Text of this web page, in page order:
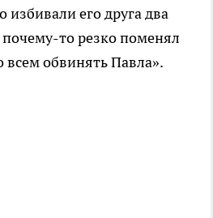
избивали его друга два
то резко поменял
всем обвинять Павла».